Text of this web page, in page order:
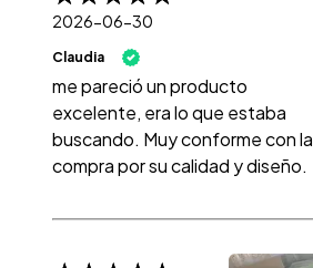
2026-06-30
Claudia
me pareció un producto
excelente, era lo que estaba
buscando. Muy conforme con la
compra por su calidad y diseño.